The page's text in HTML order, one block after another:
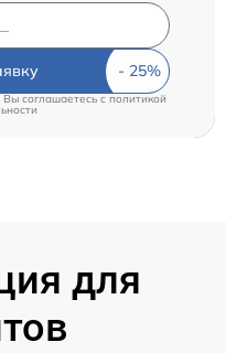
соглашаетесь c политикой
для